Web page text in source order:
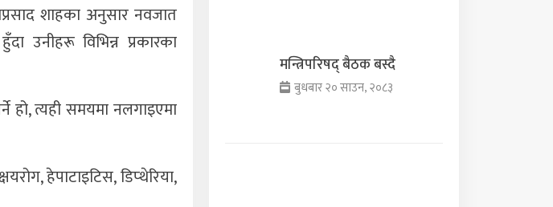
शाहका अनुसार नवजात
उनीहरू विभिन्न प्रकारका
त्यही समयमा नलगाइएमा
हेपाटाइटिस, डिप्थेरिया,
मन्त्रिपरिषद् बैठक बस्दै
बुधबार २० साउन, २०८३